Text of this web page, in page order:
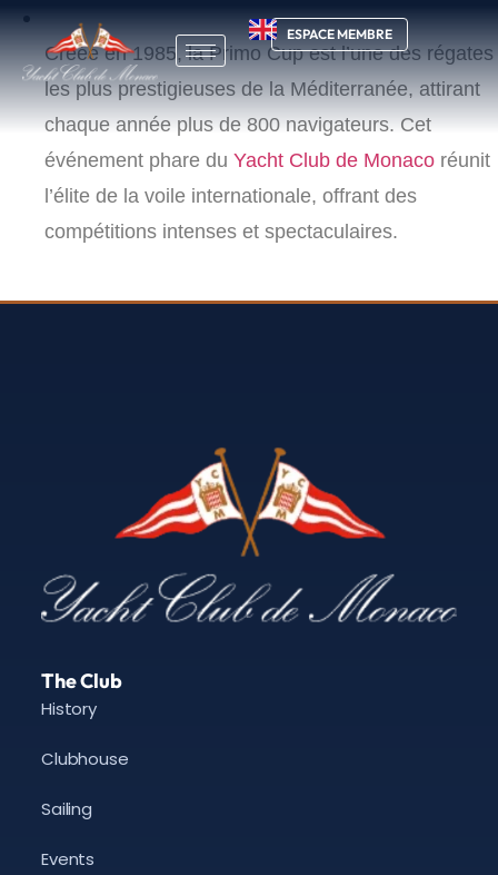
ESPACE MEMBRE
Créée en 1985, la Primo Cup est l’une des régates
les plus prestigieuses de la Méditerranée, attirant
chaque année plus de 800 navigateurs. Cet
événement phare du Yacht Club de Monaco réunit
l’élite de la voile internationale, offrant des
compétitions intenses et spectaculaires.
The Club
History
Clubhouse
Sailing
Events